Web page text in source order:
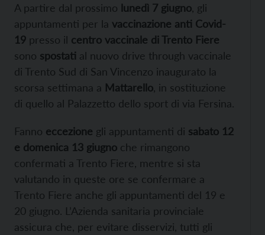
A partire dal prossimo lunedì 7 giugno , gli
appuntamenti per la vaccinazione anti Covid-
19 presso il centro vaccinale di Trento Fiere
sono spostati al nuovo drive through vaccinale
di Trento Sud di San Vincenzo inaugurato la
scorsa settimana a Mattarello , in sostituzione
di quello al Palazzetto dello sport di via Fersina.
Fanno eccezione gli appuntamenti di sabato 12
e domenica 13 giugno che rimangono
confermati a Trento Fiere, mentre si sta
valutando in queste ore se confermare a
Trento Fiere anche gli appuntamenti del 19 e
20 giugno. L’Azienda sanitaria provinciale
assicura che, per evitare disservizi, tutti gli